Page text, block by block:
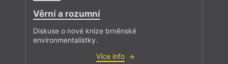
Věrní a rozumní
Diskuse o nové knize brněnské
environmentalistky.
Více info